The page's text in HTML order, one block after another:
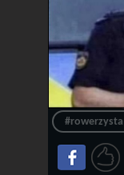
#rowerzysta